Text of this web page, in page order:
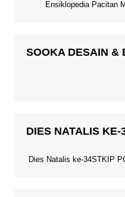
Ensiklopedia Pacitan
SOOKA DESAIN &
DIES NATALIS
Dies Natalis ke-34STKIP